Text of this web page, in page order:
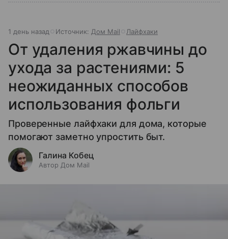
1 день назад Источник: Дом Mail Лайфхаки
От удаления ржавчины до
ухода за растениями: 5
неожиданных способов
использования фольги
Проверенные лайфхаки для дома, которые
помогают заметно упростить быт.
Галина Кобец
Автор Дом Mail